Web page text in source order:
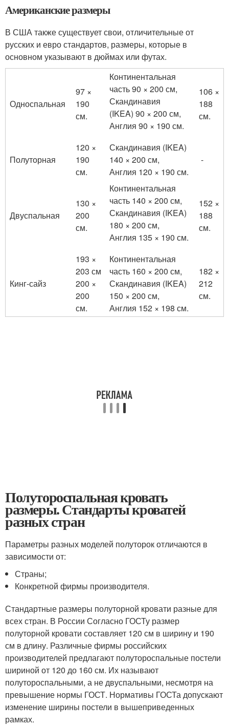
Американские размеры
В США также существует свои, отличительные от
русских и евро стандартов, размеры, которые в
основном указывают в дюймах или футах.
Односпальная
97 ×
190
см.
Континентальная
часть 90 × 200 см,
Скандинавия
(IKEA) 90 × 200 см,
Англия 90 × 190 см.
106 ×
188
см.
Полуторная
120 ×
190
см.
Скандинавия (IKEA)
140 × 200 см,
Англия 120 × 190 см.
-
Двуспальная
130 ×
200
см.
Континентальная
часть 140 × 200 см,
Скандинавия (IKEA)
180 × 200 см,
Англия 135 × 190 см.
152 ×
188
см.
Кинг-сайз
193 ×
203 см
200 ×
200
см.
Континентальная
часть 160 × 200 см,
Скандинавия (IKEA)
150 × 200 см,
Англия 152 × 198 см.
182 ×
212
см.
Полутороспальная кровать
размеры. Стандарты кроватей
разных стран
Параметры разных моделей полуторок отличаются в
зависимости от:
Страны;
Конкретной фирмы производителя.
Стандартные размеры полуторной кровати разные для
всех стран. В России Согласно ГОСТу размер
полуторной кровати составляет 120 см в ширину и 190
см в длину. Различные фирмы российских
производителей предлагают полутороспальные постели
шириной от 120 до 160 см. Их называют
полутороспальными, а не двуспальными, несмотря на
превышение нормы ГОСТ. Нормативы ГОСТа допускают
изменение ширины постели в вышеприведенных
рамках.